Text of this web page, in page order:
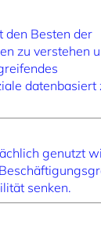
den Besten der
zu verstehen
datenbasiert
genutzt
senken.